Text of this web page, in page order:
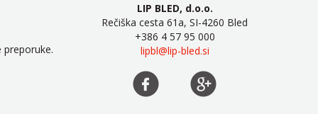
preporuke.
LIP BLED, d.o.o.
Rečiška cesta 61a, SI-4260 Bled
+386 4 57 95 000
lipbl@lip-bled.si